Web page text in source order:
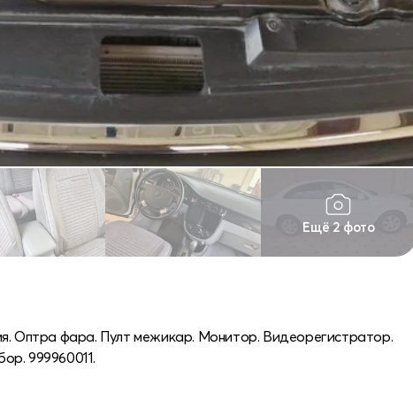
Ещё 2 фото
Оптра фара. Пулт межикар. Монитор. Видеорегистратор.
999960011.